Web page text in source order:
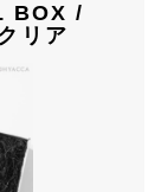
BOX /
リア